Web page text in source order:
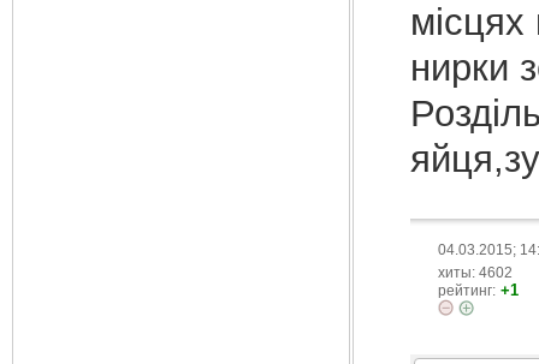
нирки
04.03.2015;
хиты: 4602
рейтинг: +1